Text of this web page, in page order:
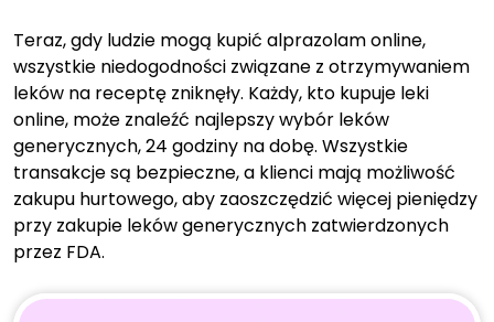
Teraz, gdy ludzie mogą kupić alprazolam online,
wszystkie niedogodności związane z otrzymywaniem
leków na receptę zniknęły. Każdy, kto kupuje leki
online, może znaleźć najlepszy wybór leków
generycznych, 24 godziny na dobę. Wszystkie
transakcje są bezpieczne, a klienci mają możliwość
zakupu hurtowego, aby zaoszczędzić więcej pieniędzy
przy zakupie leków generycznych zatwierdzonych
przez FDA.